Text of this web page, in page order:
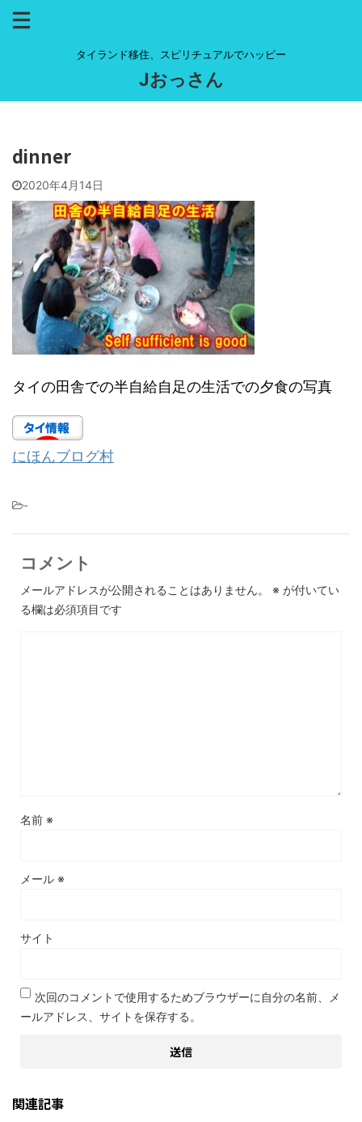
タイランド移住、スピリチュアルでハッピー
Jおっさん
dinner
2020年4月14日
タイの田舎での半自給自足の生活での夕食の写真
にほんブログ村
-
コメント
メールアドレスが公開されることはありません。 ※ が付いてい
る欄は必須項目です
名前 ※
メール ※
サイト
次回のコメントで使用するためブラウザーに自分の名前、メ
ールアドレス、サイトを保存する。
関連記事